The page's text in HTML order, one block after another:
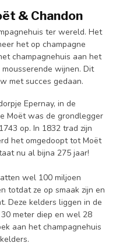
& Chandon
ter wereld. Het
het op champagne
champagnehuis aan het
wijnen. Dit
met succes gedaan.
Epernay, in de
Moët was de grondlegger
op. In 1832 trad zijn
het omgedoopt tot Moët
nu al bijna 275 jaar!
wel 100 miljoen
totdat ze op smaak zijn en
Deze kelders liggen in de
meter diep en wel 28
aan het champagnehuis